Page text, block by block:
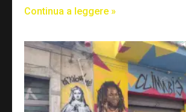
Continua a leggere »